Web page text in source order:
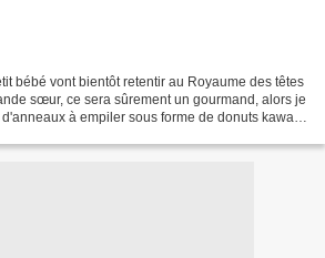
bébé vont bientôt retentir au Royaume des têtes
sœur, ce sera sûrement un gourmand, alors je
à empiler sous forme de donuts kawaii.